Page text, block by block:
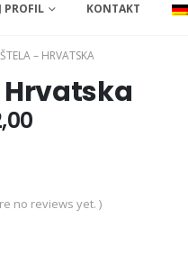
PROFIL KONTAKT
– HRVATSKA
Price
€32,00
no reviews yet. )